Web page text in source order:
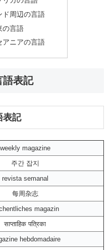
ド周辺の言語
の言語
アニアの言語
語表記
表記
weekly magazine
주간 잡지
revista semanal
每周杂志
magazin
साप्ताहिक पत्रिका
hebdomadaire